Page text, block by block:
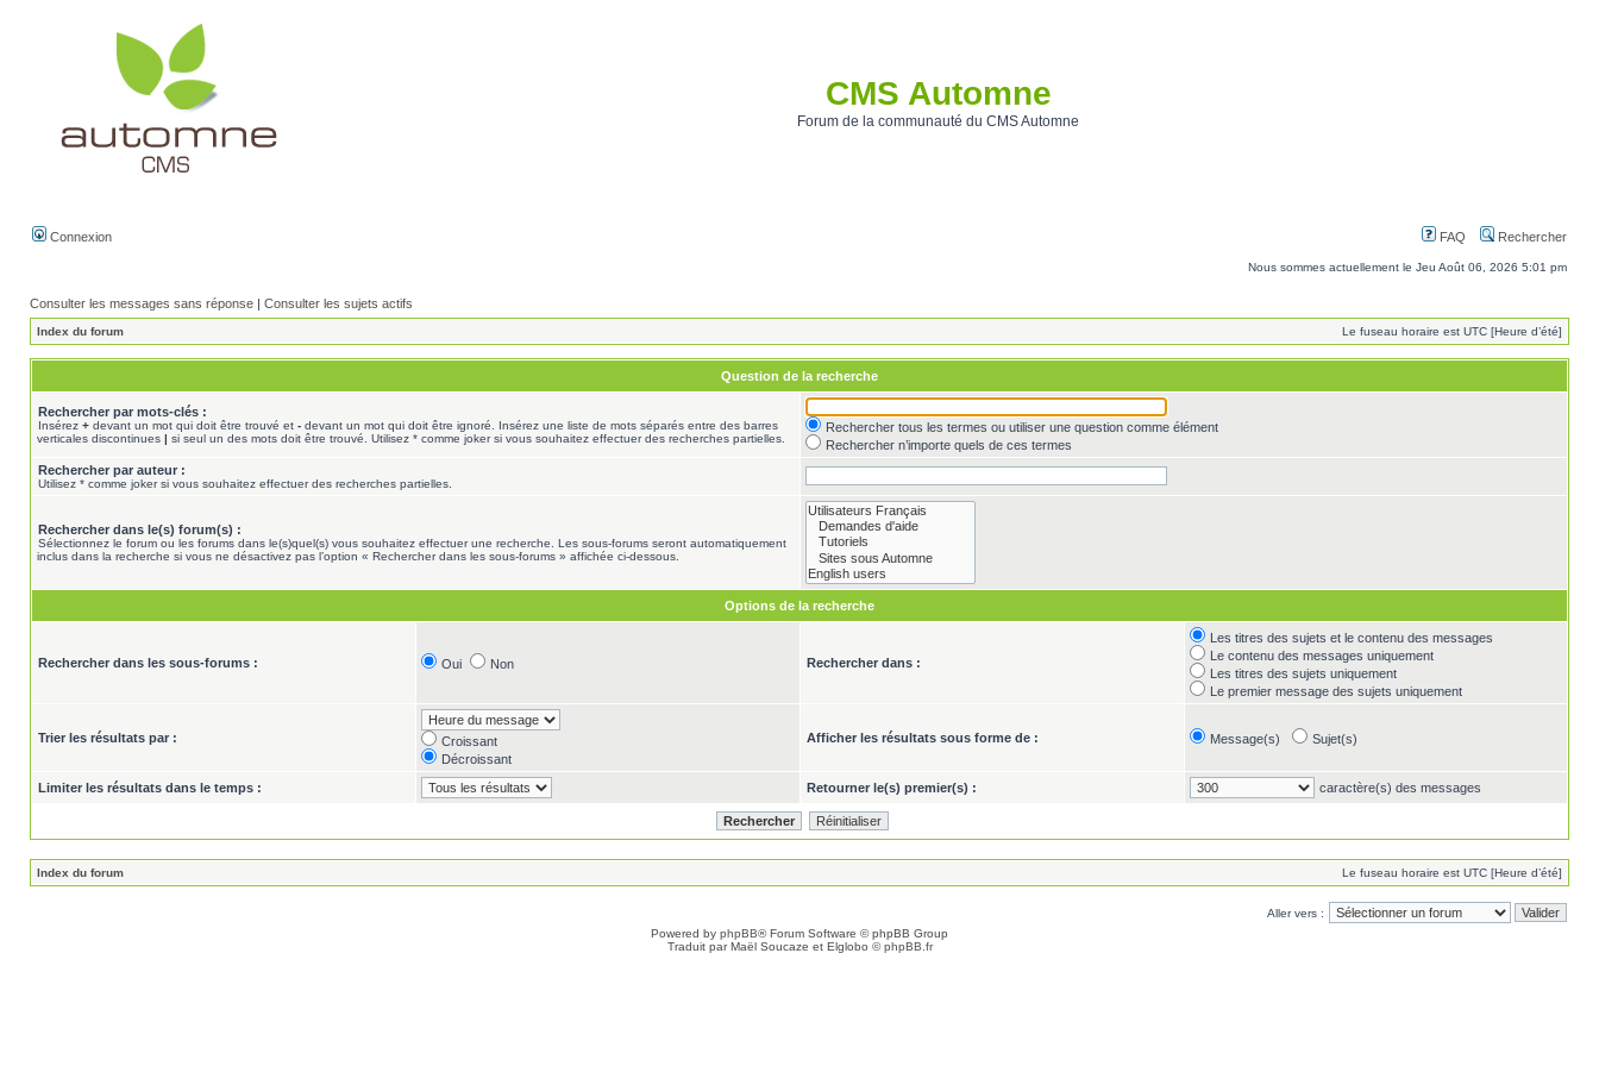
CMS Automne
Forum de la communauté du CMS Automne
Connexion FAQ Rechercher
Nous sommes actuellement le Jeu Août 06, 2026 5:01 pm
Consulter les messages sans réponse | Consulter les sujets actifs
Index du forum Le fuseau horaire est UTC [Heure d’été]
Question de la recherche
Rechercher par mots-clés :
Insérez + devant un mot qui doit être trouvé et - devant un mot qui doit être ignoré. Insérez une liste de mots séparés entre des barres
verticales discontinues | si seul un des mots doit être trouvé. Utilisez * comme joker si vous souhaitez effectuer des recherches partielles.
Rechercher tous les termes ou utiliser une question comme élément
Rechercher n’importe quels de ces termes
Rechercher par auteur :
Utilisez * comme joker si vous souhaitez effectuer des recherches partielles.
Rechercher dans le(s) forum(s) :
Sélectionnez le forum ou les forums dans le(s)quel(s) vous souhaitez effectuer une recherche. Les sous-forums seront automatiquement
inclus dans la recherche si vous ne désactivez pas l’option « Rechercher dans les sous-forums » affichée ci-dessous.
Options de la recherche
Rechercher dans les sous-forums : Oui Non Rechercher dans :
Les titres des sujets et le contenu des messages
Le contenu des messages uniquement
Les titres des sujets uniquement
Le premier message des sujets uniquement
Trier les résultats par :
Croissant
Décroissant
Afficher les résultats sous forme de : Message(s) Sujet(s)
Limiter les résultats dans le temps : Retourner le(s) premier(s) : caractère(s) des messages
Index du forum Le fuseau horaire est UTC [Heure d’été]
Aller vers :
Powered by phpBB® Forum Software © phpBB Group
Traduit par Maël Soucaze et Elglobo ©phpBB.fr